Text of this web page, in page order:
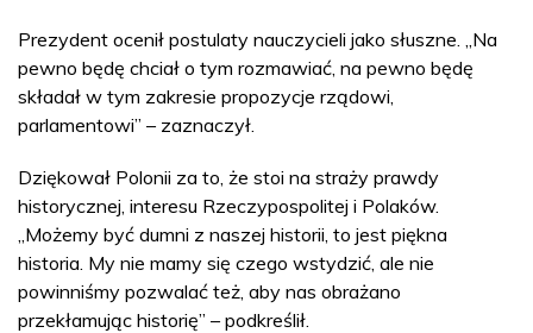
Prezydent ocenił postulaty nauczycieli jako słuszne. „Na
pewno będę chciał o tym rozmawiać, na pewno będę
składał w tym zakresie propozycje rządowi,
parlamentowi” – zaznaczył.
Dziękował Polonii za to, że stoi na straży prawdy
historycznej, interesu Rzeczypospolitej i Polaków.
„Możemy być dumni z naszej historii, to jest piękna
historia. My nie mamy się czego wstydzić, ale nie
powinniśmy pozwalać też, aby nas obrażano
przekłamując historię” – podkreślił.